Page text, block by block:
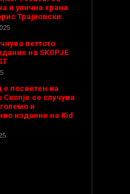
и улична храна
Трајковски
петтото
на SKOPJE
е посветен на
се случува
и
издание на Kid